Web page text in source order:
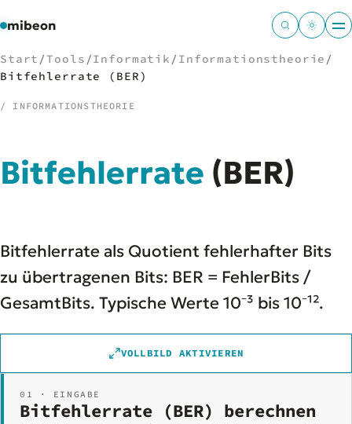
mibeon
01Start
05Docs
06Tools
07Welten
Start /Tools /Informatik / Informationstheorie /
Bitfehlerrate (BER)
/ INFORMATIONSTHEORIE
Bitfehlerrate (BER)
Bitfehlerrate als Quotient fehlerhafter Bits
zu übertragenen Bits: BER = FehlerBits /
GesamtBits. Typische Werte 10⁻³ bis 10⁻¹².
VOLLBILD AKTIVIEREN
01 · EINGABE
Bitfehlerrate (BER) berechnen